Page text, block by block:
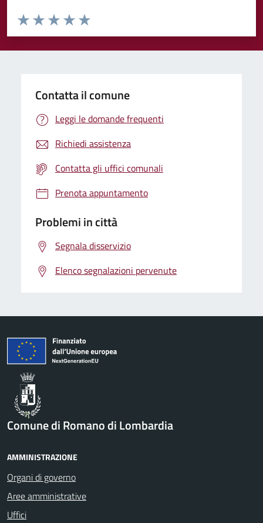
Valuta da 1 a 5 stelle la pagina
Valuta 5 stelle su 5
Valuta 4 stelle su 5
Valuta 3 stelle su 5
Valuta 2 stelle su 5
Valuta 1 stelle su 5
Contatta il comune
Leggi le domande frequenti
Richiedi assistenza
Contatta gli uffici comunali
Prenota appuntamento
Problemi in città
Segnala disservizio
Elenco segnalazioni pervenute
Comune di Romano di Lombardia
AMMINISTRAZIONE
Organi di governo
Aree amministrative
Uffici